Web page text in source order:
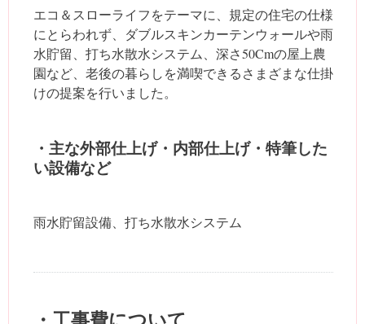
エコ＆スローライフをテーマに、規定の住宅の仕様
にとらわれず、ダブルスキンカーテンウォールや雨
水貯留、打ち水散水システム、深さ50Cmの屋上農
園など、老後の暮らしを満喫できるさまざまな仕掛
けの提案を行いました。
・主な外部仕上げ・内部仕上げ・特筆した
い設備など
雨水貯留設備、打ち水散水システム